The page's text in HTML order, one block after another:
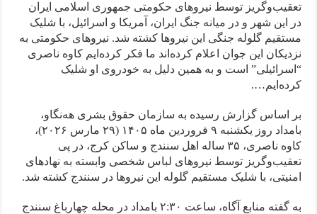
تعقیب‌وگریز توسط نیروهای حکومتی جمهوری اسلامی ایران
در این شهر و در میانه جنگ ایران، آمریکا و اسرائیل، با شلیک
مستقیم گلوله جنگی این نیروها کشته شد. نیروهای حکومتی به
نزدیکان این جوان اعلام کردەاند ما فکر کرده‌ایم کاوە ناصری
“اسرائیلی” است و به همین دلیل به خودروی او شلیک
کرده‌ایم….
بر اساس گزارش رسیده به سازمان حقوق بشری هه‌نگاو،
بامداد روز یکشنبه ۹ فروردین‌ ماه ۱۴۰۵ (۲۹ مارس ۲۰۲۶)،
کاوه ناصری، ۳۵ ساله اهل سنندج و ساکن کرج، در پی
تعقیب‌وگریز توسط نیروهای لباس شخصی وابسته به نهادهای
امنیتی، با شلیک مستقیم گلوله این نیروها در سنندج کشته شد.
به گفته منابع آگاه، ساعت ۲:۳۰ بامداد در محله چهارباغ سنندج